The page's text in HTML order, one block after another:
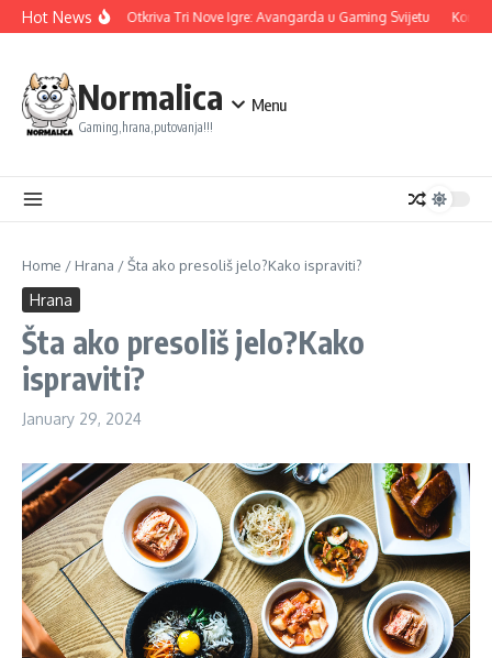
Skip to content
Hot NewsUbisoft Otkriva Tri Nove Igre: Avangarda u Gaming Svijetu
Normalica
Gaming,hrana,putovanja!!!
Menu
Home / Hrana /Šta ako presoliš jelo?Kako ispraviti?
Hrana
Šta ako presoliš jelo?Kako
ispraviti?
January 29, 2024